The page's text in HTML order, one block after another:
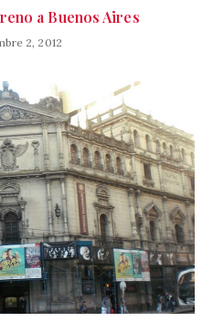
a Buenos Aires
2, 2012